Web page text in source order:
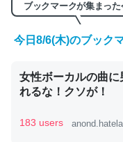
くらい。小説でいう
ど、短期記憶という
─GPTの仕組みと限界に
ブックマークが集まっ
今日8/6(木)のブック
女性ボーカルの曲に
れるな！クソが！
183 users